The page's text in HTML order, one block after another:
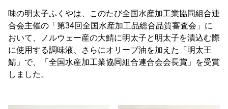
味の明太子ふくやは、このたび全国水産加工業協同組合連
合会主催の「第34回全国水産加工品総合品質審査会」に
おいて、ノルウェー産の大鯖に明太子と明太子を漬込む際
に使用する調味液、さらにオリーブ油を加えた「明太王
鯖」で、「全国水産加工業協同組合連合会会長賞」を受賞
しました。